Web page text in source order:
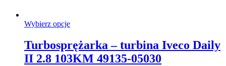
Wybierz opcjeTen
wiele
wariantów.
Turbosprężarka – turbina Iveco Daily
II 2.8 103KM 49135-05030